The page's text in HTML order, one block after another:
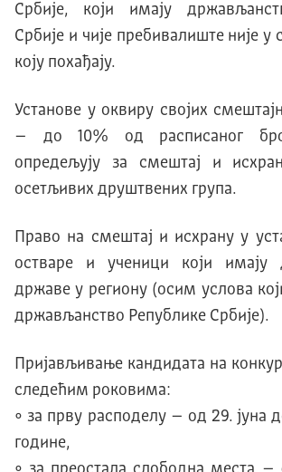
Србије, који имају
Србије и чије пребивалиште није
коју похађају.
Установе у оквиру својих
– до 10% од расписаног
опредељују за смештај и
осетљивих друштвених група.
Право на смештај и исхрану у
остваре и ученици који имају
државе у региону (осим услова
држављанство Републике Србије).
Пријављивање кандидата на
следећим роковимa:
• за прву расподелу – од 29. јуна
године,